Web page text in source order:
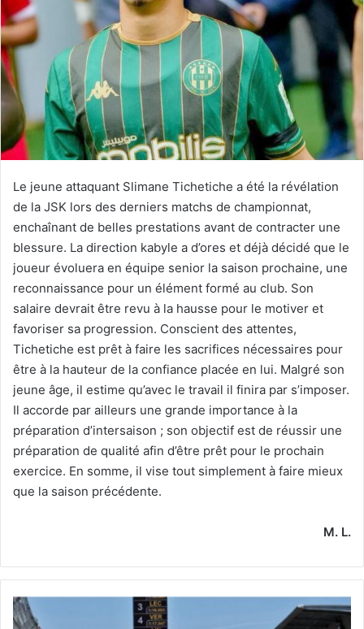
Le jeune attaquant Slimane Tichetiche a été la révélation
de la JSK lors des derniers matchs de championnat,
enchaînant de belles prestations avant de contracter une
blessure. La direction kabyle a d’ores et déjà décidé que le
joueur évoluera en équipe senior la saison prochaine, une
reconnaissance pour un élément formé au club. Son
salaire devrait être revu à la hausse pour le motiver et
favoriser sa progression. Conscient des attentes,
Tichetiche est prêt à faire les sacrifices nécessaires pour
être à la hauteur de la confiance placée en lui. Malgré son
jeune âge, il estime qu’avec le travail il finira par s’imposer.
Il accorde par ailleurs une grande importance à la
préparation d’intersaison ; son objectif est de réussir une
préparation de qualité afin d’être prêt pour le prochain
exercice. En somme, il vise tout simplement à faire mieux
que la saison précédente.
M. L.
Grand
Prix